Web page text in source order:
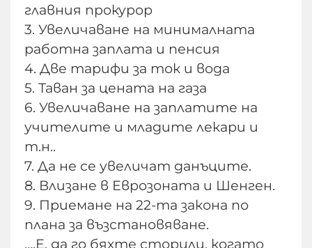
главния прокурор
3. Увеличаване на минималната
работна заплата и пенсия
4. Две тарифи за ток и вода
5. Таван за цената на газа
6. Увеличаване на заплатите на
учителите и младите лекари и
т.н..
7. Да не се увеличат данъците.
8. Влизане в Еврозоната и Шенген.
9. Приемане на 22-та закона по
плана за възстановяване.
….Е, да го бяхте сторили, когато